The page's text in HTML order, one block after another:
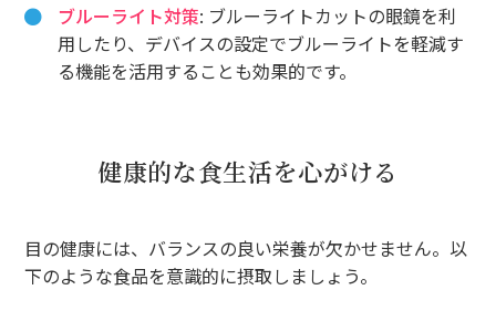
ブルーライト対策: ブルーライトカットの眼鏡を利
用したり、デバイスの設定でブルーライトを軽減す
る機能を活用することも効果的です。
健康的な食生活を心がける
目の健康には、バランスの良い栄養が欠かせません。以
下のような食品を意識的に摂取しましょう。